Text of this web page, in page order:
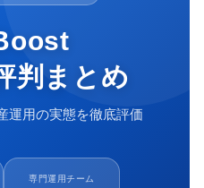
判まとめ
運用の実態を徹底評価
専門運用チーム